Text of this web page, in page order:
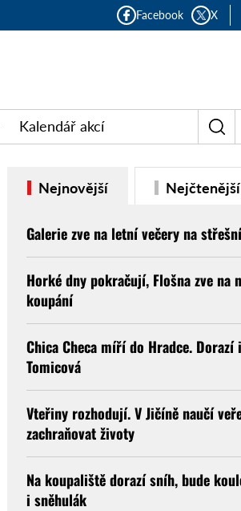
Facebook X
Kalendář akcí
Nejnovější Nejčtenější
Galerie zve na letní večery na
Horké dny pokračují, Flošna zve na
koupání
Chica Checa míří do Hradce. Dorazí
Tomicová
Vteřiny rozhodují. V Jičíně naučí
zachraňovat životy
Na koupaliště dorazí sníh, bude
i sněhulák